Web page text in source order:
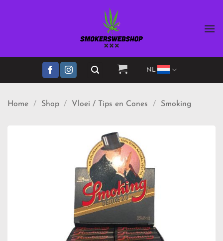
NL
Home / Shop / Vloei / Tips en Cones / Smoking